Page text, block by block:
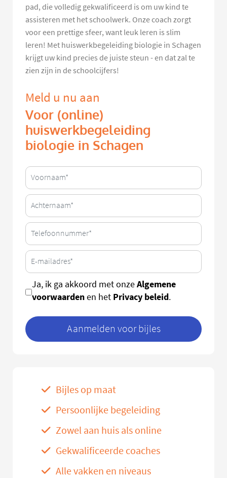
pad, die volledig gekwalificeerd is om uw kind te
assisteren met het schoolwerk. Onze coach zorgt
voor een prettige sfeer, want leuk leren is slim
leren! Met huiswerkbegeleiding biologie in Schagen
krijgt uw kind precies de juiste steun - en dat zal te
zien zijn in de schoolcijfers!
Meld u nu aan
Voor (online)
huiswerkbegeleiding
biologie in Schagen
Ja, ik ga akkoord met onzeAlgemene
voorwaardenen het Privacy beleid.
Aanmelden voor bijles
Bijles op maat
Persoonlijke begeleiding
Zowel aan huis als online
Gekwalificeerde coaches
Alle vakken en niveaus